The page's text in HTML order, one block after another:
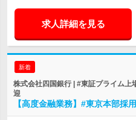
求人詳細を見る
新着
株式会社四国銀行 | #東証プライム
迎
【高度金融業務】#東京本部採